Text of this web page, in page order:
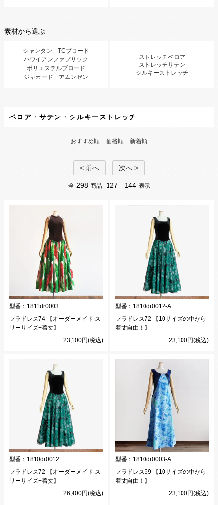
素材から選ぶ
シャンタン TCブロード
ハワイアンファブリック
ポリエステルブロード
ジャカード アムンゼン
ストレッチベロア
ストレッチサテン
シルキーストレッチ
ベロア・サテン・シルキーストレッチ
おすすめ順 価格順 新着順
< 前へ 次へ >
全 298 商品 127 - 144 表示
型番： 1811dr0003
フラドレス74 【オーダーメイド ス
リーサイズ+着丈】
23,100円(税込)
型番： 1810dr0012-A
フラドレス72 【10サイズの中から
着丈自由！】
23,100円(税込)
型番： 1810dr0012
フラドレス72 【オーダーメイド ス
リーサイズ+着丈】
26,400円(税込)
型番： 1810dr0003-A
フラドレス69 【10サイズの中から
着丈自由！】
23,100円(税込)